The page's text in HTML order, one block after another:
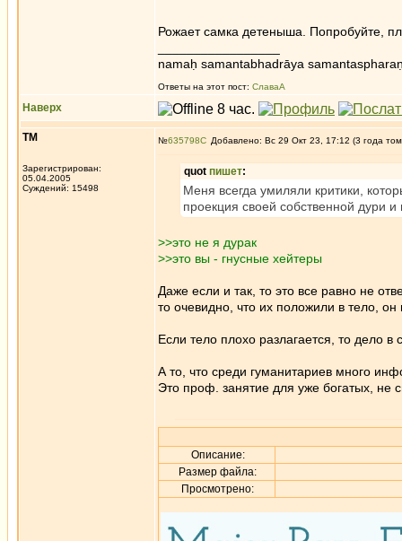
Рожает самка детеныша. Попробуйте,
namaḥ samantabhadrāya
Ответы на этот пост: СлаваА
Наверх
ТМ
Зарегистрирован:
05.04.2005
Суждений: 15498
№635798 Добавлено: Вс 29 Окт 23, 17:12 (3 года
quot пишет:
Меня всегда умиляли критики,
проекция своей собственной дури
>>это не я дурак
>>это вы - гнусные хейтеры
Даже если и так, то это все равно не
то очевидно, что их положили в тело,
Если тело плохо разлагается, то дело в
А то, что среди гуманитариев много
Это проф. занятие для уже богатых, не
Описание:
Размер файла:
Просмотрено: